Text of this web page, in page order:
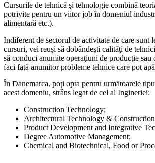
Cursurile de tehnică şi tehnologie combină
potrivite pentru un viitor job în domeniul
alimentară etc.).
Indiferent de sectorul de activitate de care sunt
cursuri, vei reuşi să dobândeşti calităţi de
să conduci anumite operaţiuni de producţie sau
faci faţă anumitor probleme tehnice care pot
În Danemarca, poţi opta pentru următoarele
acest domeniu, strâns legat de cel al Ingineriei:
Construction Technology;
Architectural Technology &
Product Development and Integrative
Degree Automotive Management;
Chemical and Biotechnical, Food or